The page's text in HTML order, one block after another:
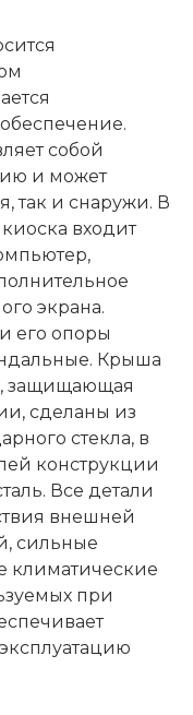
собой
и может
так и снаружи. В
входит
экрана.
его опоры
Крыша
защищающая
сделаны из
стекла, в
конструкции
Все детали
внешней
сильные
климатические
при